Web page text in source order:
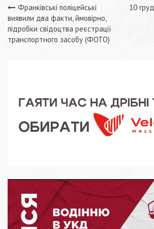
Навігація
записів
Франківські поліцейські
виявили два факти, ймовірно,
підробки свідоцтва реєстрації
транспортного засобу (ФОТО)
10